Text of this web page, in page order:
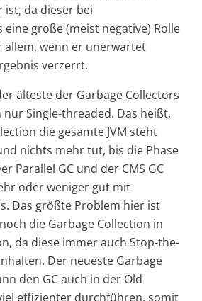
ist, da dieser bei
große (meist negative) Rolle
allem, wenn er unerwartet
verzerrt.
älteste der Garbage Collectors
Single-threaded. Das heißt,
die gesamte JVM steht
nichts mehr tut, bis die Phase
Parallel GC und der CMS GC
oder weniger gut mit
Das größte Problem hier ist
die Garbage Collection in
da diese immer auch Stop-the-
Der neueste Garbage
den GC auch in der Old
effizienter durchführen, somit